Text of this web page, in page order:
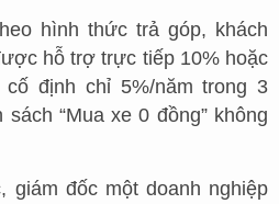
hình thức trả góp, khách
hỗ trợ trực tiếp 10% hoặc
định chỉ 5%/năm trong 3
“Mua xe 0 đồng” không
giám đốc một doanh nghiệp